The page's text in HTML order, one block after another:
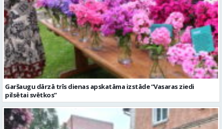
Garšaugu dārzā trīs dienas apskatāma izstāde “Vasaras ziedi
pilsētai svētkos”